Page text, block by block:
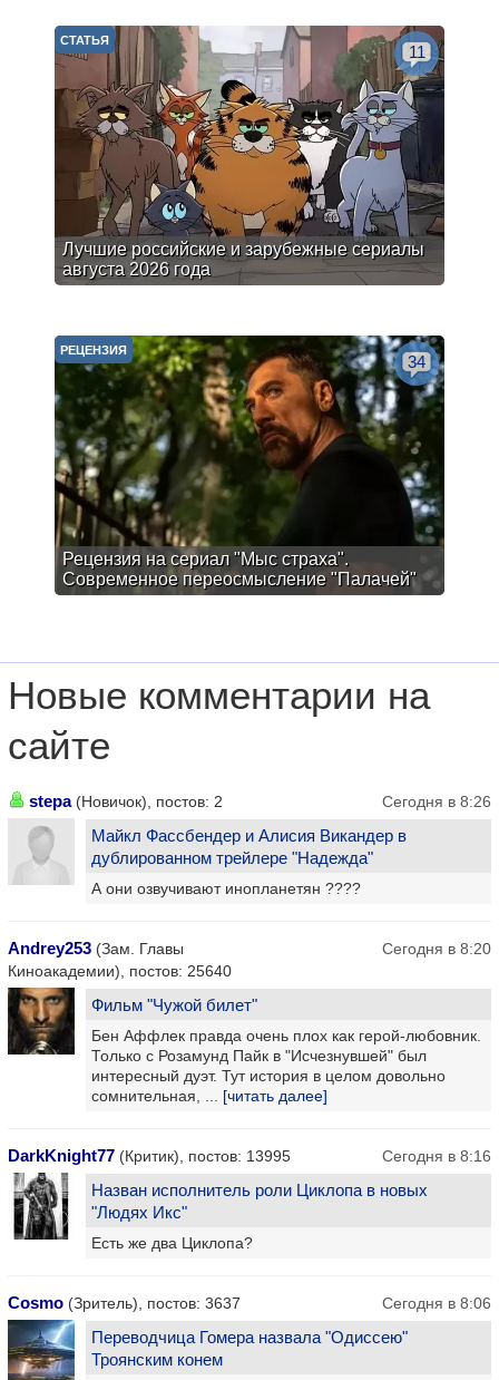
Лучшие российские и зарубежные сериалы
августа 2026 года
СТАТЬЯ
11
Рецензия на сериал "Мыс страха".
Современное переосмысление "Палачей"
РЕЦЕНЗИЯ
34
Новые комментарии на
сайте
stepa(Новичок), постов: 2 Сегодня в 8:26
Майкл Фассбендер и Алисия Викандер в
дублированном трейлере "Надежда"
А они озвучивают инопланетян ????
Andrey253 (Зам. Главы
Киноакадемии), постов: 25640
Сегодня в 8:20
Фильм "Чужой билет"
Бен Аффлек правда очень плох как герой-любовник.
Только с Розамунд Пайк в "Исчезнувшей" был
интересный дуэт. Тут история в целом довольно
сомнительная, ... [читать далее]
DarkKnight77 (Критик), постов: 13995 Сегодня в 8:16
Назван исполнитель роли Циклопа в новых
"Людях Икс"
Есть же два Циклопа?
Cosmo (Зритель), постов: 3637 Сегодня в 8:06
Переводчица Гомера назвала "Одиссею"
Троянским конем